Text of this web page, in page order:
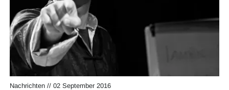
Nachrichten// 02 September 2016